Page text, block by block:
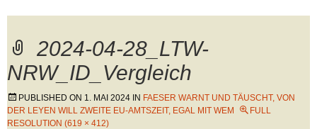
2024-04-28_LTW-
NRW_ID_Vergleich
PUBLISHED ON 1. MAI 2024 IN FAESER WARNT UND TÄUSCHT, VON
DER LEYEN WILL ZWEITE EU-AMTSZEIT, EGAL MIT WEM
FULL
RESOLUTION (619 × 412)